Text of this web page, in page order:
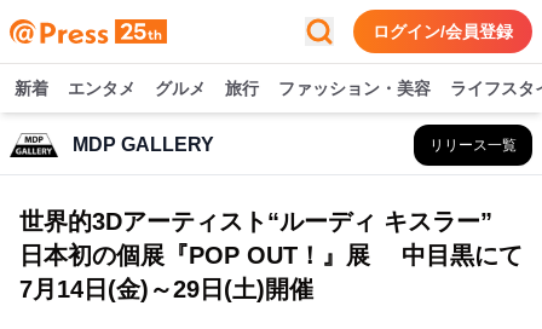
ログイン/会員登録
新着 エンタメ グルメ 旅行 ファッション・美容 ライフスタ
MDP GALLERY リリース一覧
世界的3Dアーティスト“ルーディ キスラー”
日本初の個展『POP OUT！』展 中目黒にて
7月14日(金)～29日(土)開催